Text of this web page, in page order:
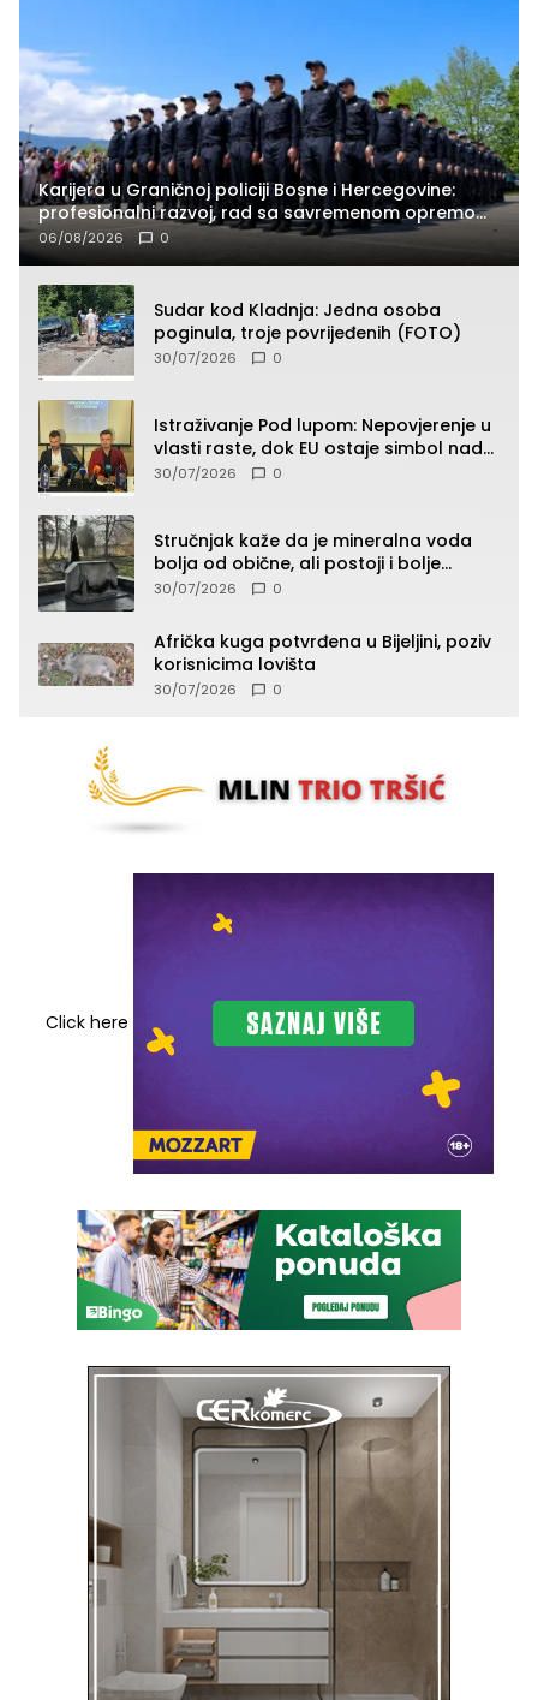
Karijera u Graničnoj policiji Bosne i Hercegovine:
profesionalni razvoj, rad sa savremenom opremom
i služba građanima
06/08/2026 0
Sudar kod Kladnja: Jedna osoba
poginula, troje povrijeđenih (FOTO)
30/07/2026 0
Istraživanje Pod lupom: Nepovjerenje u
vlasti raste, dok EU ostaje simbol nade
građana
30/07/2026 0
Stručnjak kaže da je mineralna voda
bolja od obične, ali postoji i bolje
rješenje
30/07/2026 0
Afrička kuga potvrđena u Bijeljini, poziv
korisnicima lovišta
30/07/2026 0
Click here